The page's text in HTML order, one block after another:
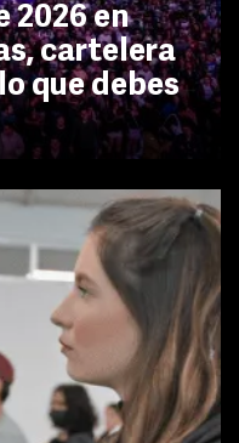
2026 en
cartelera
que debes